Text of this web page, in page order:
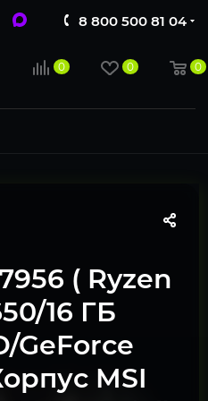
8 800 500 81 04
0 0 0
( Ryzen
16 ГБ
GeForce
MSI